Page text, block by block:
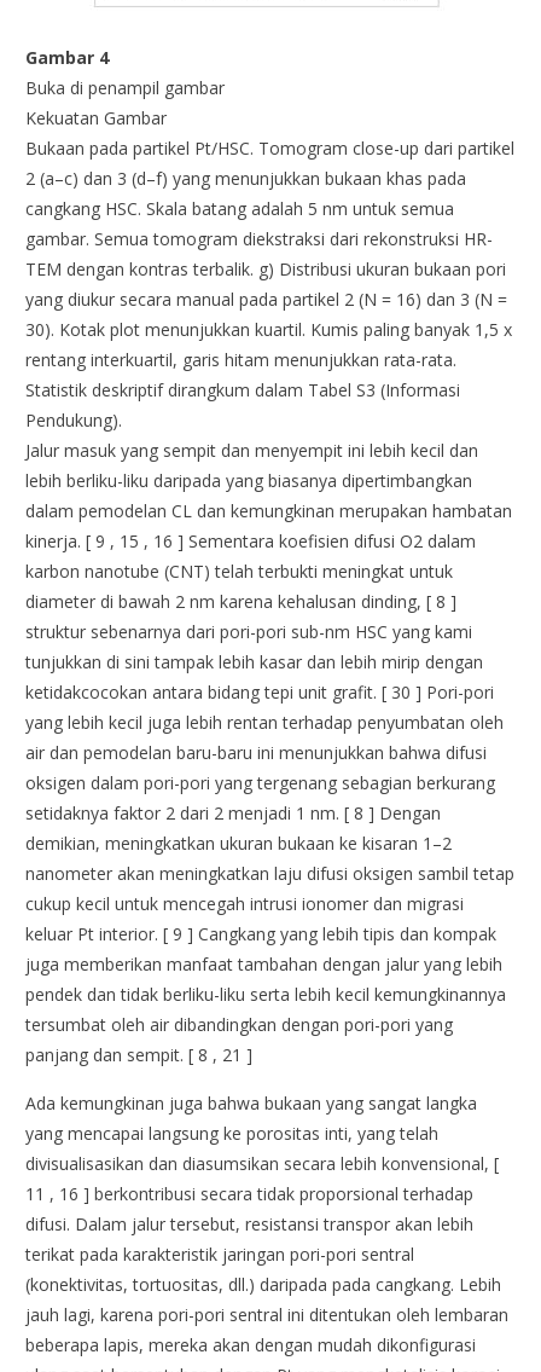
Gambar 4
Buka di penampil gambar
Kekuatan Gambar
Bukaan pada partikel Pt/HSC. Tomogram close-up dari partikel
2 (a–c) dan 3 (d–f) yang menunjukkan bukaan khas pada
cangkang HSC. Skala batang adalah 5 nm untuk semua
gambar. Semua tomogram diekstraksi dari rekonstruksi HR-
TEM dengan kontras terbalik. g) Distribusi ukuran bukaan pori
yang diukur secara manual pada partikel 2 (N = 16) dan 3 (N =
30). Kotak plot menunjukkan kuartil. Kumis paling banyak 1,5 x
rentang interkuartil, garis hitam menunjukkan rata-rata.
Statistik deskriptif dirangkum dalam Tabel S3 (Informasi
Pendukung).
Jalur masuk yang sempit dan menyempit ini lebih kecil dan
lebih berliku-liku daripada yang biasanya dipertimbangkan
dalam pemodelan CL dan kemungkinan merupakan hambatan
kinerja. [ 9 , 15 , 16 ] Sementara koefisien difusi O2 dalam
karbon nanotube (CNT) telah terbukti meningkat untuk
diameter di bawah 2 nm karena kehalusan dinding, [ 8 ]
struktur sebenarnya dari pori-pori sub-nm HSC yang kami
tunjukkan di sini tampak lebih kasar dan lebih mirip dengan
ketidakcocokan antara bidang tepi unit grafit. [ 30 ] Pori-pori
yang lebih kecil juga lebih rentan terhadap penyumbatan oleh
air dan pemodelan baru-baru ini menunjukkan bahwa difusi
oksigen dalam pori-pori yang tergenang sebagian berkurang
setidaknya faktor 2 dari 2 menjadi 1 nm. [ 8 ] Dengan
demikian, meningkatkan ukuran bukaan ke kisaran 1–2
nanometer akan meningkatkan laju difusi oksigen sambil tetap
cukup kecil untuk mencegah intrusi ionomer dan migrasi
keluar Pt interior. [ 9 ] Cangkang yang lebih tipis dan kompak
juga memberikan manfaat tambahan dengan jalur yang lebih
pendek dan tidak berliku-liku serta lebih kecil kemungkinannya
tersumbat oleh air dibandingkan dengan pori-pori yang
panjang dan sempit. [ 8 , 21 ]
Ada kemungkinan juga bahwa bukaan yang sangat langka
yang mencapai langsung ke porositas inti, yang telah
divisualisasikan dan diasumsikan secara lebih konvensional, [
11 , 16 ] berkontribusi secara tidak proporsional terhadap
difusi. Dalam jalur tersebut, resistansi transpor akan lebih
terikat pada karakteristik jaringan pori-pori sentral
(konektivitas, tortuositas, dll.) daripada pada cangkang. Lebih
jauh lagi, karena pori-pori sentral ini ditentukan oleh lembaran
beberapa lapis, mereka akan dengan mudah dikonfigurasi